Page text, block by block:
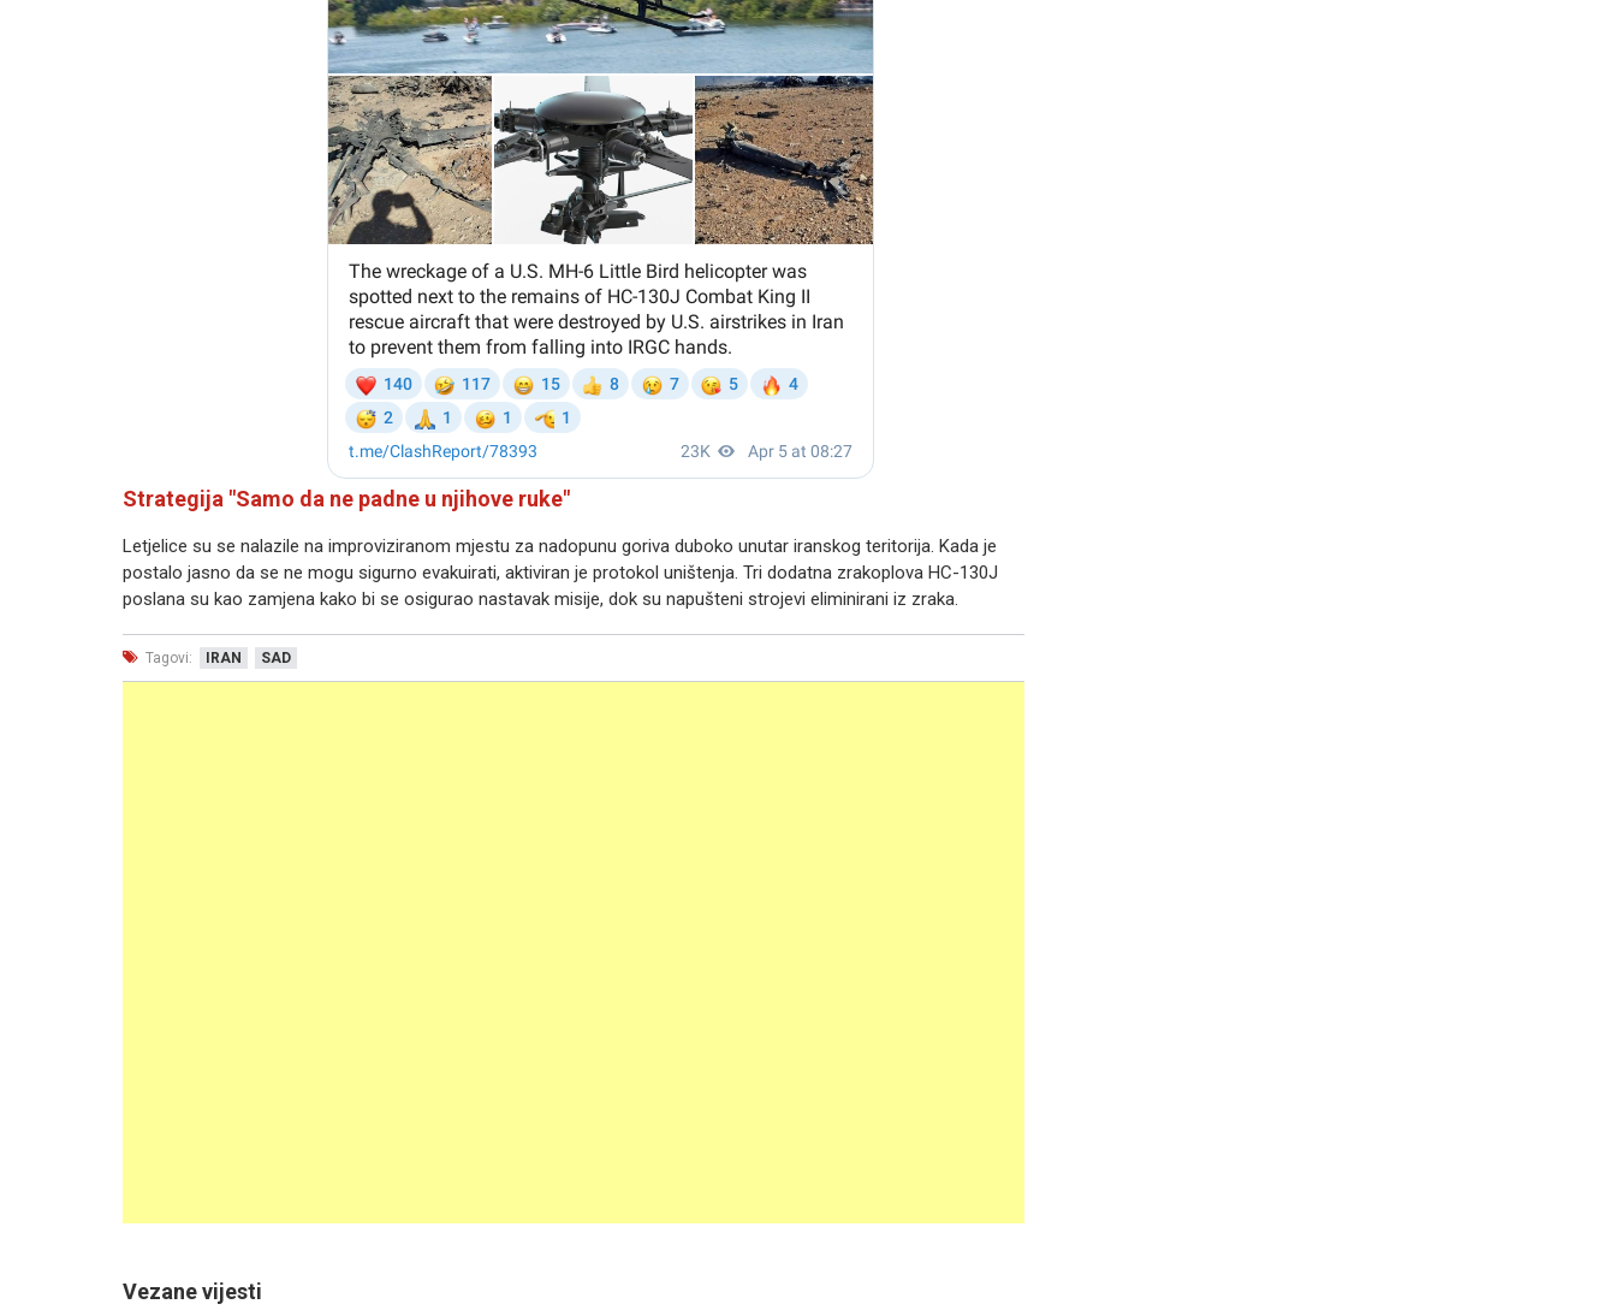
Strategija "Samo da ne padne u njihove ruke"
Letjelice su se nalazile na improviziranom mjestu za nadopunu goriva duboko unutar iranskog teritorija. Kada je
postalo jasno da se ne mogu sigurno evakuirati, aktiviran je protokol uništenja. Tri dodatna zrakoplova HC-130J
poslana su kao zamjena kako bi se osigurao nastavak misije, dok su napušteni strojevi eliminirani iz zraka.
Tagovi: IRAN SAD
Vezane vijesti